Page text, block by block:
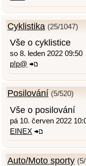
Cyklistika (25/1047)
Vše o cyklistice
so 8. leden 2022 09:50
p!p@
Posilování (5/520)
Vše o posilování
pá 10. červen 2022
EINEX
Auto/Moto sporty